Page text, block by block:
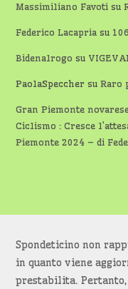
Massimiliano Favoti su
Federico Lacapria su
Bidenalrogo su
PaolaSpeccher suRaro
Gran Piemonte
Ciclismo : Cresce
Piemonte 2024 – di
Spondeticino non
in quanto viene
prestabilita. Pertanto,